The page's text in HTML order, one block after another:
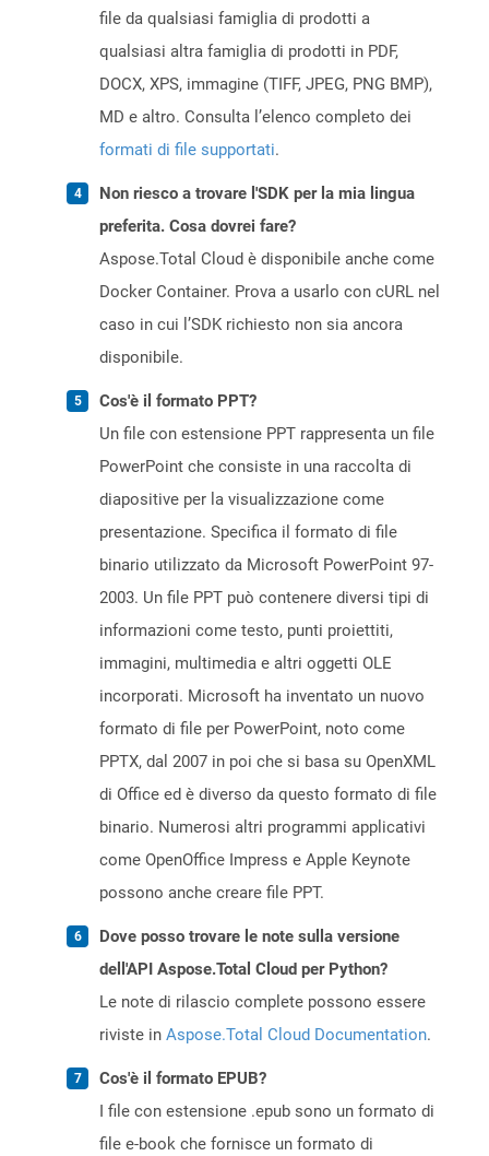
file da qualsiasi famiglia di prodotti a
qualsiasi altra famiglia di prodotti in PDF,
DOCX, XPS, immagine (TIFF, JPEG, PNG BMP),
MD e altro. Consulta l’elenco completo dei
formati di file supportati.
Non riesco a trovare l'SDK per la mia lingua
preferita. Cosa dovrei fare?
Aspose.Total Cloud è disponibile anche come
Docker Container. Prova a usarlo con cURL nel
caso in cui l’SDK richiesto non sia ancora
disponibile.
Cos'è il formato PPT?
Un file con estensione PPT rappresenta un file
PowerPoint che consiste in una raccolta di
diapositive per la visualizzazione come
presentazione. Specifica il formato di file
binario utilizzato da Microsoft PowerPoint 97-
2003. Un file PPT può contenere diversi tipi di
informazioni come testo, punti proiettiti,
immagini, multimedia e altri oggetti OLE
incorporati. Microsoft ha inventato un nuovo
formato di file per PowerPoint, noto come
PPTX, dal 2007 in poi che si basa su OpenXML
di Office ed è diverso da questo formato di file
binario. Numerosi altri programmi applicativi
come OpenOffice Impress e Apple Keynote
possono anche creare file PPT.
Dove posso trovare le note sulla versione
dell'API Aspose.Total Cloud per Python?
Le note di rilascio complete possono essere
riviste in Aspose.Total Cloud Documentation.
Cos'è il formato EPUB?
I file con estensione .epub sono un formato di
file e-book che fornisce un formato di